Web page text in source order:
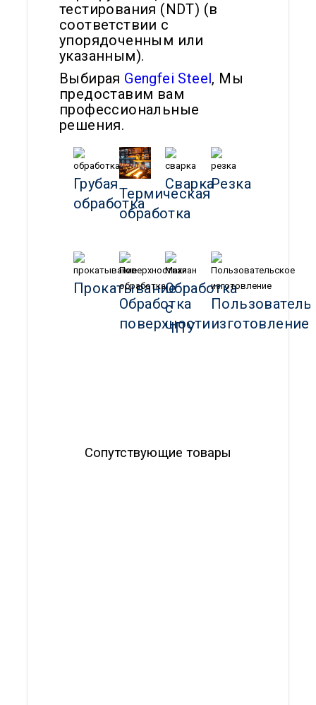
тестирования (NDT) (в
соответствии с
упорядоченным или
указанным).
Выбирая Gengfei Steel, Мы
предоставим вам
профессиональные
решения.
Грубая
обработка
Термическая
обработка
СваркаРезка
Прокатывание
Обработка
поверхности
Обработка
с
ЧПУ
изготовление
Сопутствующие товары